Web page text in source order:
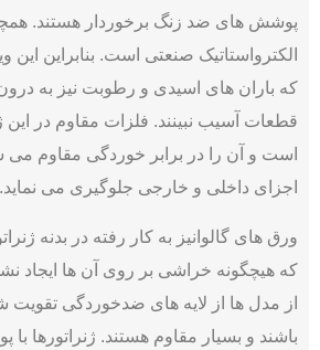
پوشش های ضد زنگ برخوردار هستند.
الکترواستاتیک صنعتی است. بنابراین
که باران های اسیدی و رطوبت نیز به درون
قطعات آسیب نبینند. فلزات مقاوم در این
است و آن را در برابر خوردگی مقاوم می
اجزای داخلی و خارجی جلوگیری می نماید.
ورق های گالوانیز به کار رفته در بدنه
که هیچگونه خراشی بر روی آن ها ایجاد
از مدل ها از لایه های ضدخوردگی تقویت
باشند و بسیار مقاوم هستند. ژنراتورها